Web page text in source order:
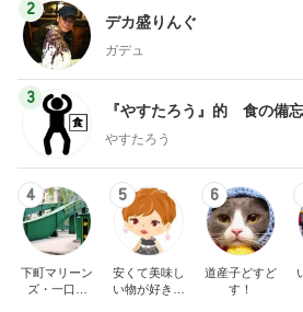
2
デカ盛りんぐ
ガデュ
3
『やすたろう』的 食の備
やすたろう
4
下町マリーン
ズ・一口馬
5
安くて美味し
い物が好き☆
6
道産子どすど
す！